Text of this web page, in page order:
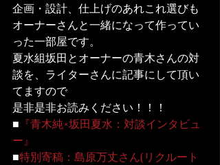
企画・設計、仕上げのあれこれ選びも
オーナーさんと一緒になって作ってい
った一部屋です。
夏水組坂田とオーナーの青木さんの対
談を、ライターさんに記事にして頂い
てますので
是非是非お読みください！！！
■ 『青木純×坂田夏水：対談インタビュ
ー』
■特別寄稿：島原万丈さん(リクルート